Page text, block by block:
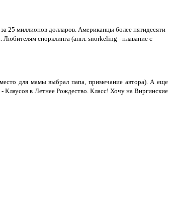
25 миллионов долларов. Американцы более пятидесяти
Любителям снорклинга (англ. snorkeling - плавание с
для мамы выбрал папа, примечание автора). А еще
в Летнее Рождество. Класс! Хочу на Виргинские